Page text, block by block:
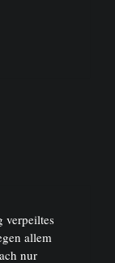
verpeiltes
allem
nur